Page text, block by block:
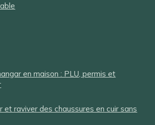
en maison : PLU, permis et
et raviver des chaussures en cuir sans